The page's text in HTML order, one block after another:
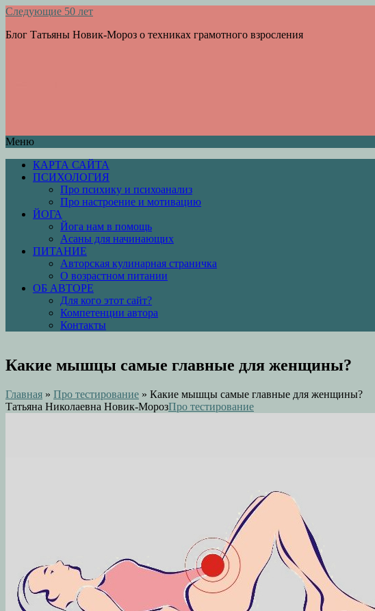
Следующие 50 лет
Блог Татьяны Новик-Мороз о техниках грамотного взросления
Меню
КАРТА САЙТА
ПСИХОЛОГИЯ
Про психику и психоанализ
Про настроение и мотивацию
ЙОГА
Йога нам в помощь
Асаны для начинающих
ПИТАНИЕ
Авторская кулинарная страничка
О возрастном питании
ОБ АВТОРЕ
Для кого этот сайт?
Компетенции автора
Контакты
Какие мышцы самые главные для женщины?
Главная » Про тестирование » Какие мышцы самые главные для женщины?
Татьяна Николаевна Новик-МорозПро тестирование